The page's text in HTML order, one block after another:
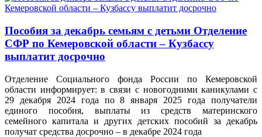
Пособия за декабрь семьям с детьми Отделение
СФР по Кемеровской области – Кузбассу
выплатит досрочно
Отделение Социального фонда России по Кемеровской
области информирует: в связи с новогодними каникулами с
29 декабря 2024 года по 8 января 2025 года получатели
единого пособия, выплаты из средств материнского
семейного капитала и других детских пособий за декабрь
получат средства досрочно – в декабре 2024 года